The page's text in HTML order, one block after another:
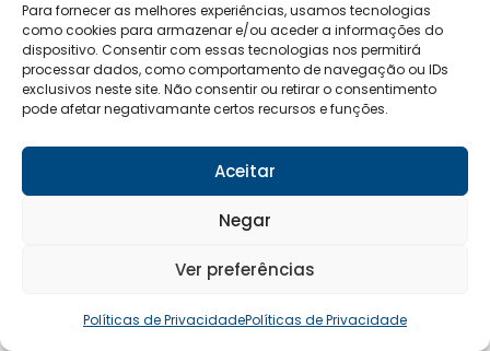
Para fornecer as melhores experiências, usamos tecnologias
como cookies para armazenar e/ou aceder a informações do
dispositivo. Consentir com essas tecnologias nos permitirá
processar dados, como comportamento de navegação ou IDs
exclusivos neste site. Não consentir ou retirar o consentimento
pode afetar negativamante certos recursos e funções.
Aceitar
Negar
Ver preferências
Políticas de PrivacidadePolíticas de Privacidade
Entregas e Devoluções
Livro de Reclamações
RAL e RLL
Klarna FAQ
Sequra
© 2026 Mais Clima. Todos os direitos reservados
Desenvolvido por:Vítor Carneiro